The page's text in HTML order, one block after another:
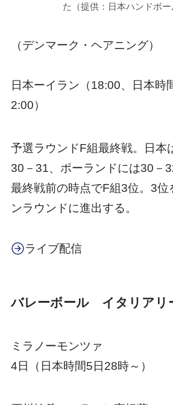
た（提供：日本ハンドボー
（デンマーク・ヘアニング）
日本ーイラン（18:00、日本時
2:00）
予選ラウンドF組最終戦。日本
30－31、ポーランドには30－
最終戦前の時点でF組3位。3位
ンラウンドに進出する。
ライブ配信
バレーボール イタリアリ
ミラノーモンツァ
4日（日本時間5日28時～）